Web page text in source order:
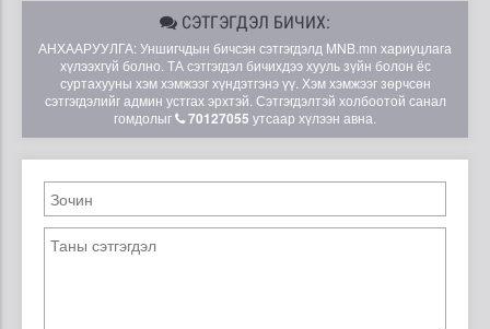
СЭТГЭГДЭЛ БИЧИХ:
АНХААРУУЛГА: Уншигчдын бичсэн сэтгэгдэлд MNB.mn хариуцлага
хүлээхгүй болно. ТА сэтгэгдэл бичихдээ хууль зүйн болон ёс
суртахууны хэм хэмжээг хүндэтгэнэ үү. Хэм хэмжээг зөрчсөн
сэтгэгдэлийг админ устгах эрхтэй. Сэтгэгдэлтэй холбоотой санал
гомдолыг
70127055 утсаар хүлээн авна.